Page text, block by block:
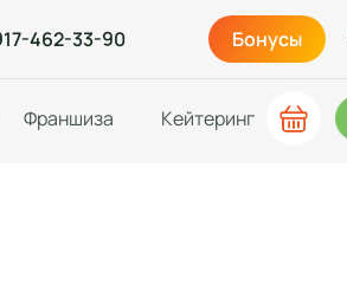
462-33-90 Бонусы
Франшиза Кейтеринг